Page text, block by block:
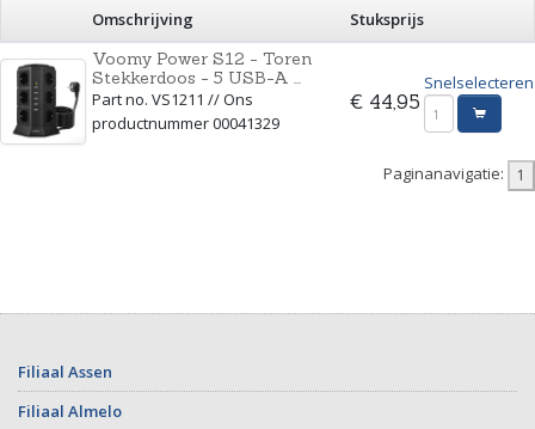
Omschrijving
Stuksprijs
Voomy Power S12 - Toren
Stekkerdoos - 5 USB-A ...
Part no. VS1211 // Ons
productnummer 00041329
€ 44,95
Snelselecteren
Paginanavigatie:
Filiaal Assen
Filiaal Almelo